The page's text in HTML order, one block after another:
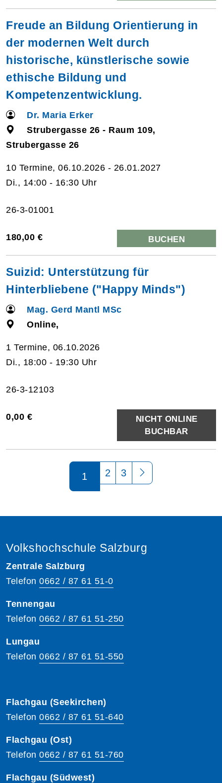
Freude an Bildung Orientierung in
der modernen Welt durch
historische, künstlerische sowie
ethische Bildung und
Kompetenzentwicklung.
Dr. Maria Erker
Strubergasse 26 - Raum 109,
Strubergasse 26
10 Termine, 06.10.2026 - 26.01.2027
Di., 14:00 - 16:30 Uhr
26-3-01001
180,00 € BUCHEN
Suizid: Unterstützung für
Hinterbliebene ("Happy Minds")
Mag. Gerd Mantl MSc
Online,
1 Termine, 06.10.2026
Di., 18:00 - 19:30 Uhr
26-3-12103
0,00 €
NICHT ONLINE
BUCHBAR
1 2 3
Volkshochschule Salzburg
Zentrale Salzburg
Telefon 0662 / 87 61 51-0
Tennengau
Telefon 0662 / 87 61 51-250
Lungau
Telefon 0662 / 87 61 51-550
Flachgau (Seekirchen)
Telefon 0662 / 87 61 51-640
Flachgau (Ost)
Telefon 0662 / 87 61 51-760
Flachgau (Südwest)